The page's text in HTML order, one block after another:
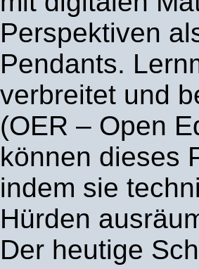
Perspektiven
Pendants.
verbreitet und
(OER – Open
können dieses
indem sie
Hürden
Der heutige